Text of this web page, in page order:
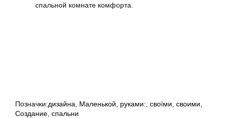
спальной комнате комфорта.
Позначки:дизайна Маленькой руками: своїми своими
Создание спальни